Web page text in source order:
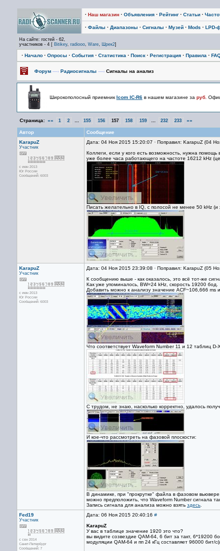
· Наш магазин · Объявления · Рейтинг · Статьи ·
· Файлы · Диапазоны · Сигналы · Музей · Mods · LPD-
На сайте: гостей - 62,
участников - 4 [ Bitikey, radiooo, Ware, Шрек2]
· Начало · Опросы · События · Статистика · Поиск · Регистрация · Правила ·
Форум —› Радиосигналы —› Сигналы на анализ
Широкополосный приемник Icom IC-R6 в нашем магазине за руб.
Страница: «« 1 2 155 156 157 158 159 232 233 »»
Автор
Сообщение
KarapuZ
Участник
с июн 2013
Юг России
Сообщений: 6003
Дата: 04 Ноя 2015 15:20:07 · Поправил: KarapuZ (04
Коллеги, если у кого есть возможность, нужна
уже более часа работающего на частоте 16212 kHz
Писать желательно в IQ, с полосой не менее 50 kHz
KarapuZ
Участник
с июн 2013
Юг России
Сообщений: 6003
Дата: 04 Ноя 2015 23:39:08 · Поправил: KarapuZ (05
К сообщению выше - как оказалось, это всё тот-же
Как уже упоминалось, BW=24 kHz, скорость 19200 бод.
Добавить можно к анализу значение ACF~106,666 ms
Что соответствует Waveform Number 11 и 12 таблиц
С трудом, не знаю, насколько корректно, удалось
И кое-что рассмотреть на фазовой плоскости:
В динамике, при "прокрутке" файла в фазовом
можно предположить, что Waveform Number сигнала
Запись сигнала для анализа можно взять здесь
Fed19
Участник
с сен 2014
Санкт-Петербург
Сообщений: 7
Дата: 06 Ноя 2015 20:40:16 #
KarapuZ
У вас в таблице значение 1920 это что?
вы видите созвездие QAM-64, 6 бит за такт, 6*19200
модуляции QAM-64 и пп 24 кГц составляет 96000